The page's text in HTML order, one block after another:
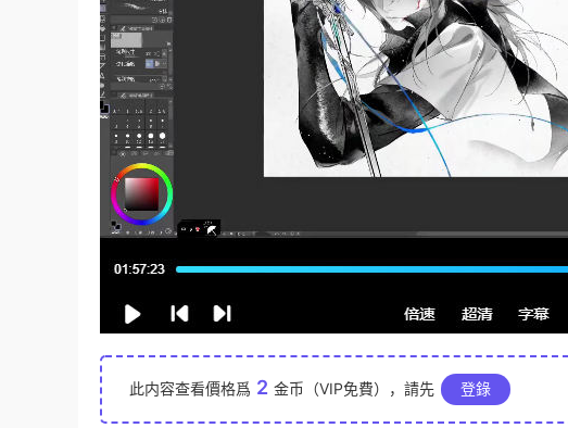
此内容查看價格爲 2 金币（VIP免費），請先 登錄